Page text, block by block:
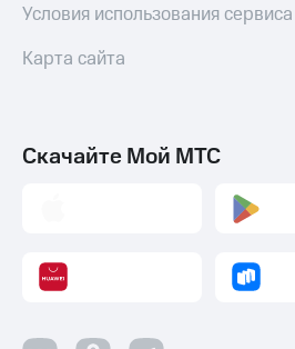
Условия использования сервиса
Карта сайта
Скачайте Мой МТС